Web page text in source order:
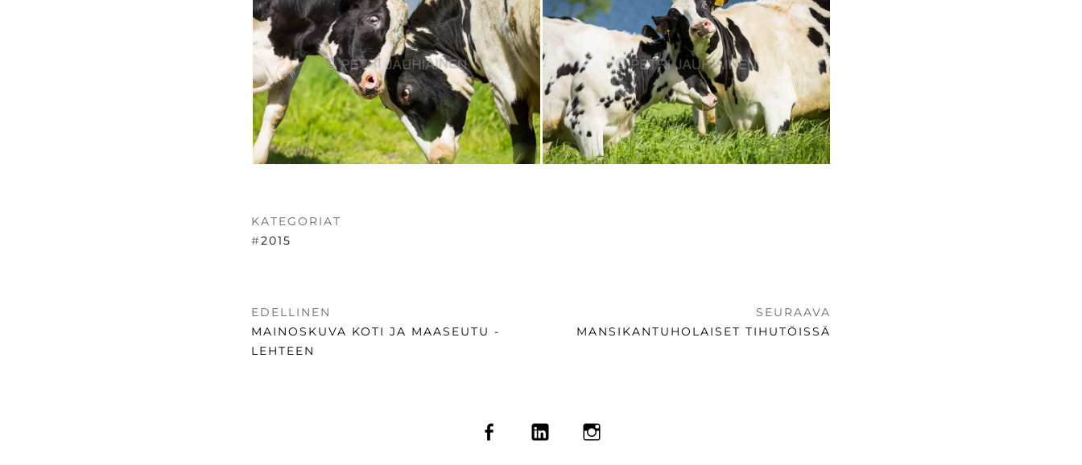
KATEGORIAT
#2015
ARTIKKELIEN
SELAUS
EDELLINEN
EDELLINEN
UUTINEN:
MAINOSKUVA KOTI JA MAASEUTU -
LEHTEEN
SEURAAVA
SEURAAVA
MANSIKANTUHOLAISET TIHUTÖISSÄ
FACEBOOKLINKEDIN